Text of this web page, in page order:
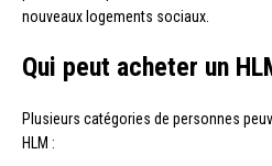
nouveaux logements sociaux.
Qui peut acheter un
Plusieurs catégories de personnes
HLM :